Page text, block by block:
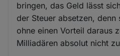
bringen, das Geld lässt
der Steuer absetzen,
ohne einen Vorteil daraus
Milliadären absolut nicht